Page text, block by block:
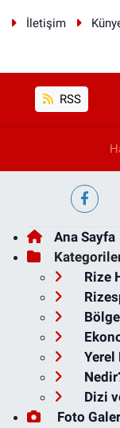
İletişim
RSS
Ana Sayfa
Rize
Yerel
Dizi
Foto